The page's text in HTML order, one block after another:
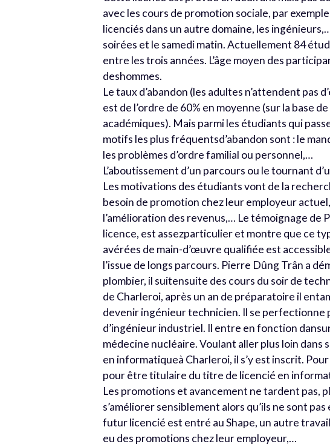
avec les cours de promotion sociale, par
licenciés dans un autre domaine, les
soirées et le samedi matin. Actuellement 84
entre les trois années. L’âge moyen des
deshommes.
Le taux d’abandon (les adultes n’attendent pas
est de l’ordre de 60% en moyenne (sur la base
académiques). Mais parmi les étudiants qui
motifs les plus fréquentsd’abandon sont : le
les problèmes d’ordre familial ou personnel,…
L’aboutissement d’un parcours ou le tournant
Les motivations des étudiants vont de la
besoin de promotion chez leur employeur
l’amélioration des revenus,… Le témoignage de
licence, est assezparticulier et montre que ce
avérées de main-d’œuvre qualifiée est
l’issue de longs parcours. Pierre Dûng Trân a
plombier, il suitensuite des cours du soir de
de Charleroi, après un an de préparatoire il
devenir ingénieur technicien. Il se perfectionne
d’ingénieur industriel. Il entre en fonction
médecine nucléaire. Voulant aller plus loin
en informatiqueà Charleroi, il s’y est inscrit.
pour être titulaire du titre de licencié en
Les promotions et avancement ne tardent pas,
s’améliorer sensiblement alors qu’ils ne sont
futur licencié est entré au Shape, un autre
eu des promotions chez leur employeur,…